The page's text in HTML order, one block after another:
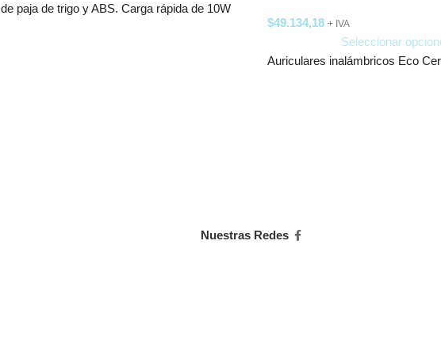
de paja de trigo y ABS. Carga rápida de 10W
$49.134,18 + IVA
Seleccionar
Auriculares inalámbricos Eco
Nuestras Redes